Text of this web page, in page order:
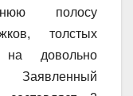
полосу
толстых
на довольно